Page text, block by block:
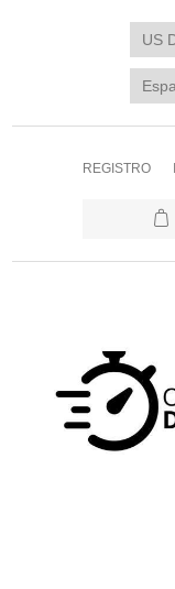
REGISTRO